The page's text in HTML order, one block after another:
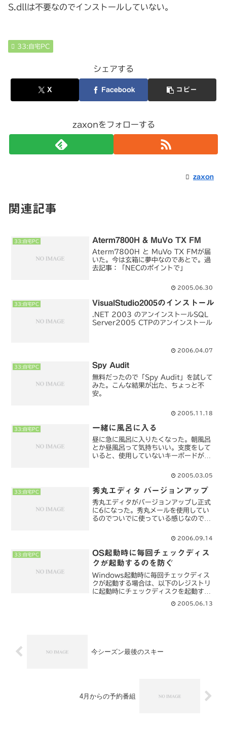
S.dllは不要なのでインストールしていない。
33:自宅PC
シェアする
X Facebook コピー
zaxonをフォローする
zaxon
関連記事
33:自宅PC Aterm7800H & MuVo TX FM
Aterm7800H と MuVo TX FMが届
いた。今は玄箱に夢中なのであとで。過
去記事：「NECのポイントで」
2005.06.30
33:自宅PC VisualStudio2005のインストール
.NET 2003 のアンインストールSQL
Server2005 CTPのアンインストール
2006.04.07
33:自宅PC Spy Audit
無料だったので「Spy Audit」を試して
みた。こんな結果が出た、ちょっと不
安。
2005.11.18
33:自宅PC 一緒に風呂に入る
昼に急に風呂に入りたくなった。朝風呂
とか昼風呂って気持ちいい。支度をして
いると、使用していないキーボードが目
も洗ってしまおう、と思い2台のキーボ
プが多い。風呂桶に洗剤を...
2005.03.05
33:自宅PC 秀丸エディタ バージョンアップ
秀丸エディタがバージョンアップし正式
に6になった。秀丸メールを使用してい
るのでついでに使っている感じなのでバ
ど・・・メインエディタはMifesを使用
感じがあり気に入って...
2006.09.14
33:自宅PC
OS起動時に毎回チェックディス
クが起動するのを防ぐ
Windows起動時に毎回チェックディス
クが起動する場合は、以下のレジストリ
に起動時にチェックディスクを起動する
2005.06.13
今シーズン最後のスキー
4月からの予約番組